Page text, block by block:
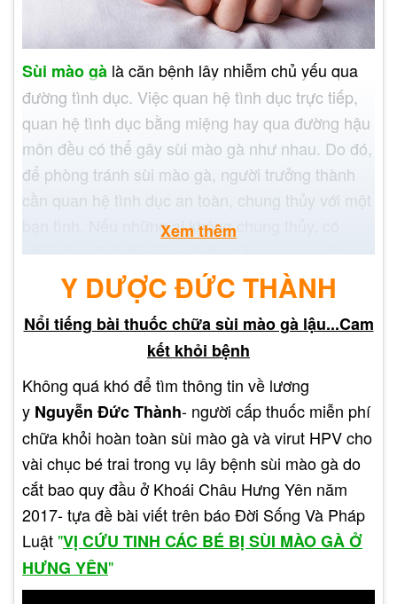
Sùi mào gà là căn bệnh lây nhiễm chủ yếu qua
đường tình dục. Việc quan hệ tình dục trực tiếp,
quan hệ tình dục bằng miệng hay qua đường hậu
môn đều có thể gây sùi mào gà như nhau. Do đó,
để phòng tránh sùi mào gà, người trưởng thành
cần quan hệ tình dục an toàn, chung thủy với một
bạn tình. Nếu những ai không chung thủy, có
nhiều bạn tình thì việc sử dụng bao cao su trong
lúc quan hệ là bắt buộc để hạn chế khả năng lây
nhiễm sùi mào gà nói riêng và những bệnh xã hội
khác nói chung.
Xem thêm
Y DƯỢC ĐỨC THÀNH
Nổi tiếng bài thuốc chữa sùi mào gà lậu...Cam
kết khỏi bệnh
Không quá khó để tìm thông tin về lương
y Nguyễn Đức Thành- người cấp thuốc miễn phí
chữa khỏi hoàn toàn sùi mào gà và virut HPV cho
vài chục bé trai trong vụ lây bệnh sùi mào gà do
cắt bao quy đầu ở Khoái Châu Hưng Yên năm
2017- tựa đề bài viết trên báo Đời Sống Và Pháp
Luật "VỊ CỨU TINH CÁC BÉ BỊ SÙI MÀO GÀ Ở
HƯNG YÊN"